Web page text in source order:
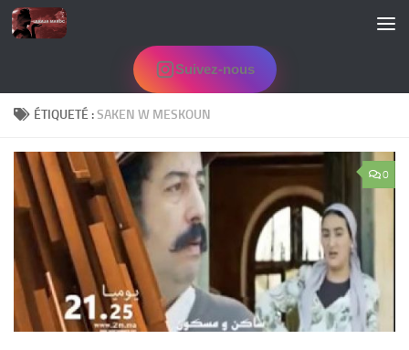
Skip to content
Suivez-nous
ÉTIQUETÉ :SAKEN W MESKOUN
0